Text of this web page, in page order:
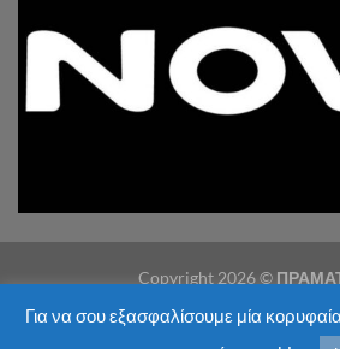
Copyright 2026 ©
Για να σου εξασφαλίσουμε μία